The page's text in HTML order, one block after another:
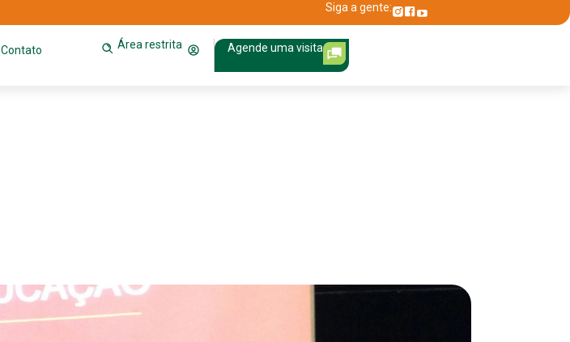
Siga a gente:
Contato Área restrita Agende uma visita